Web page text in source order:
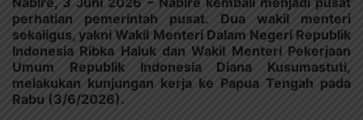
perhatian pemerintah pusat. Dua wakil menteri
sekaligus, yakni Wakil Menteri Dalam Negeri Republik
Indonesia Ribka Haluk dan Wakil Menteri Pekerjaan
Umum Republik Indonesia Diana Kusumastuti,
melakukan kunjungan kerja ke Papua Tengah pada
Rabu (3/6/2026).